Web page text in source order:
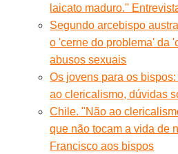
laicato maduro.''
Segundo arcebispo
o 'cerne do problema' da
abusos sexuais
Os jovens para os
ao clericalismo, dúvidas
Chile. "Não ao
que não tocam a vida de
Francisco aos bispos